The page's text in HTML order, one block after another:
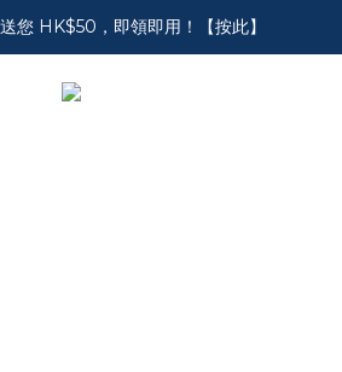
？歡迎到 Showroom 免費體驗【按此】
？歡迎到 Showroom 免費體驗【按此】